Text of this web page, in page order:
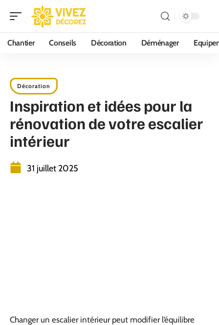
Chantier Conseils Décoration Déménager
Décoration
Inspiration et idées pour la
rénovation de votre escalier
intérieur
31 juillet 2025
Changer un escalier intérieur peut modifier l’équilibre